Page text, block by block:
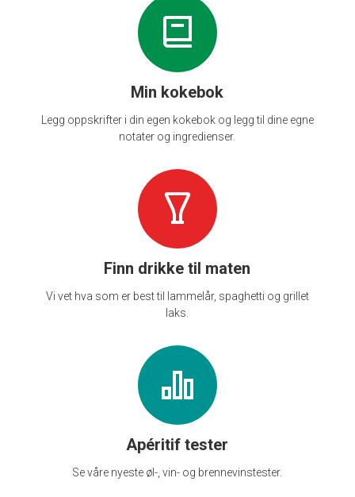
Min kokebok
Legg oppskrifter i din egen kokebok og legg til dine egne
notater og ingredienser.
Finn drikke til maten
Vi vet hva som er best til lammelår, spaghetti og grillet
laks.
Apéritif tester
Se våre nyeste øl-, vin- og brennevinstester.